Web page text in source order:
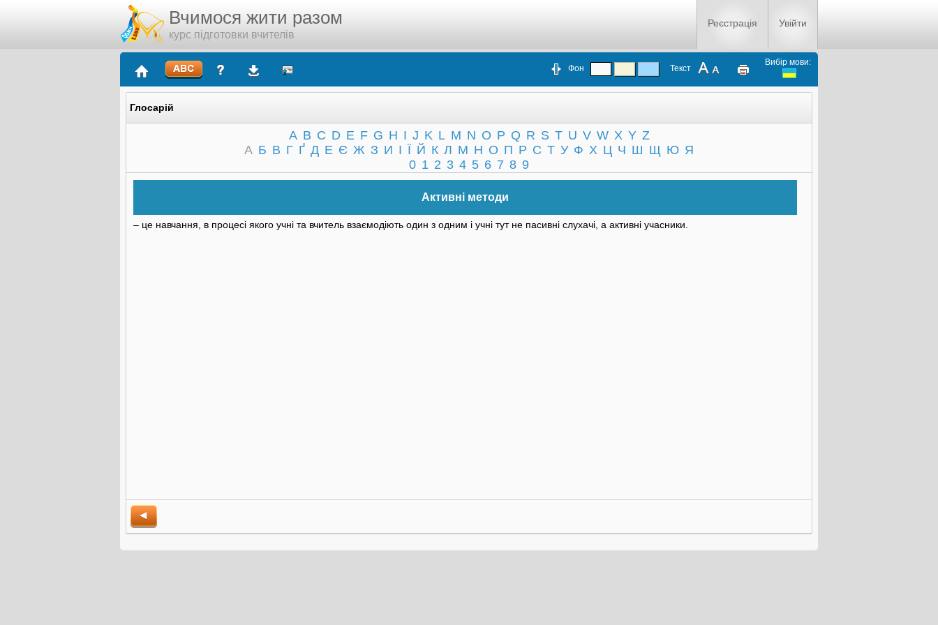
Вчимося жити разом
курс підготовки вчителів
Реєстрація Увійти
Фон Текст
Вибір мови:
Глосарій
A B C D E F G H I J K L M N O P Q R S T U V W X Y Z
А Б В Г Ґ Д Е Є Ж З И І Ї Й К Л М Н О П Р С Т У Ф Х Ц Ч Ш Щ Ю Я
0 1 2 3 4 5 6 7 8 9
Активні методи
– це навчання, в процесі якого учні та вчитель взаємодіють один з одним і учні тут не пасивні слухачі, а активні учасники.